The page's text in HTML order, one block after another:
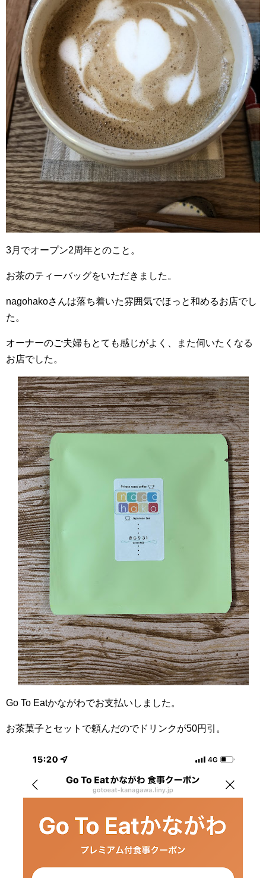
3月でオープン2周年とのこと。
お茶のティーバッグをいただきました。
nagohakoさんは落ち着いた雰囲気でほっと和めるお店でし
た。
オーナーのご夫婦もとても感じがよく、また伺いたくなる
お店でした。
Go To Eatかながわでお支払いしました。
お茶菓子とセットで頼んだのでドリンクが50円引。